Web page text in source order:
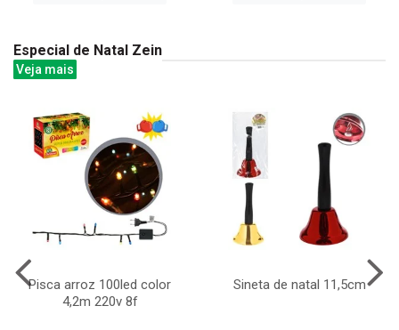
Especial de Natal Zein
Veja mais
Pisca arroz 100led color
4,2m 220v 8f
Sineta de natal 11,5cm